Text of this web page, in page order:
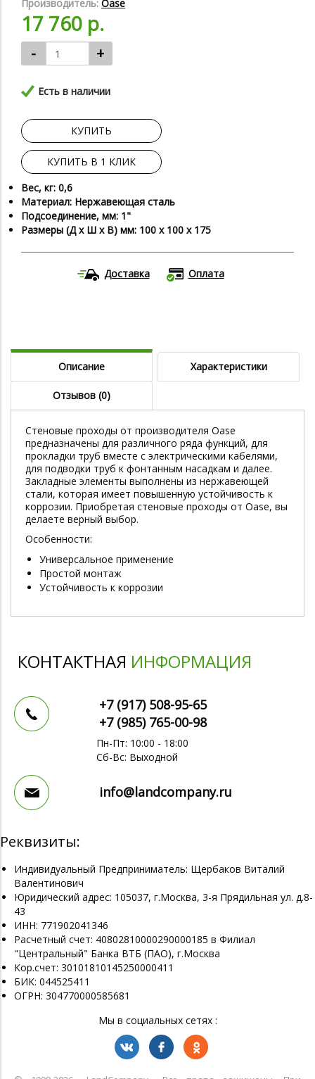
Производитель: Oase
17 760 р.
- +
Есть в наличии
КУПИТЬ
КУПИТЬ В 1 КЛИК
Вес, кг: 0,6
Материал: Нержавеющая сталь
Подсоединение, мм: 1"
Размеры (Д х Ш х В) мм: 100 x 100 x 175
Доставка Оплата
Описание Характеристики
Отзывов (0)
Стеновые проходы от производителя Oase
предназначены для различного ряда функций, для
прокладки труб вместе с электрическими кабелями,
для подводки труб к фонтанным насадкам и далее.
Закладные элементы выполнены из нержавеющей
стали, которая имеет повышенную устойчивость к
коррозии. Приобретая стеновые проходы от Oase, вы
делаете верный выбор.
Особенности:
Универсальное применение
Простой монтаж
Устойчивость к коррозии
КОНТАКТНАЯ ИНФОРМАЦИЯ
+7 (917) 508-95-65
+7 (985) 765-00-98
Пн-Пт: 10:00 - 18:00
Сб-Вс: Выходной
info@landcompany.ru
Реквизиты:
Индивидуальный Предприниматель: Щербаков Виталий
Валентинович
Юридический адрес: 105037, г.Москва, 3-я Прядильная ул. д.8-
43
ИНН: 771902041346
Расчетный счет: 40802810000290000185 в Филиал
"Центральный" Банка ВТБ (ПАО), г.Москва
Кор.счет: 30101810145250000411
БИК: 044525411
ОГРН: 304770000585681
Мы в социальных сетях :